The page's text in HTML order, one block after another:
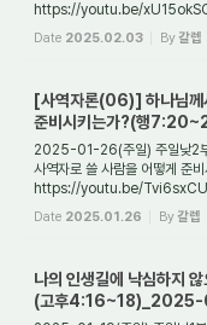
https://youtu.be/
그것은 죽은 다음에 그의...
Date 2025.02.03 By갈렙
[사역자론(06)] 하나님께
준비시키는가?(행
2025-01-26(주일) 주일낮2부
사역자로 쓸 사람을 어떻게 준
https://youtu.be/
쓰실 사람을 과연 ...
Date 2025.01.26 By갈렙
나의 인생길에 낙심하지
(고후4:16~18)_2025-